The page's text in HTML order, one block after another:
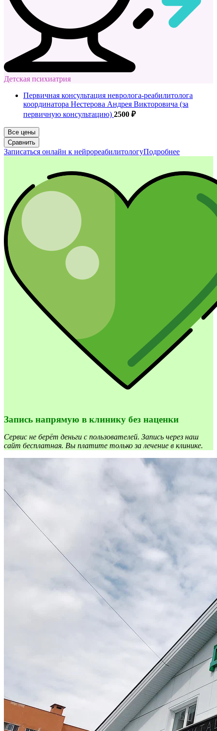
Детская психиатрия
Первичная консультация невролога-реабилитолога
координатора Нестерова Андрея Викторовича (за
первичную консультацию) 2500 ₽
Все цены
Сравнить
Записаться онлайн к нейрореабилитологуПодробнее
Запись напрямую в клинику без наценки
Сервис не берёт деньги с пользователей. Запись через наш
сайт бесплатная. Вы платите только за лечение в клинике.